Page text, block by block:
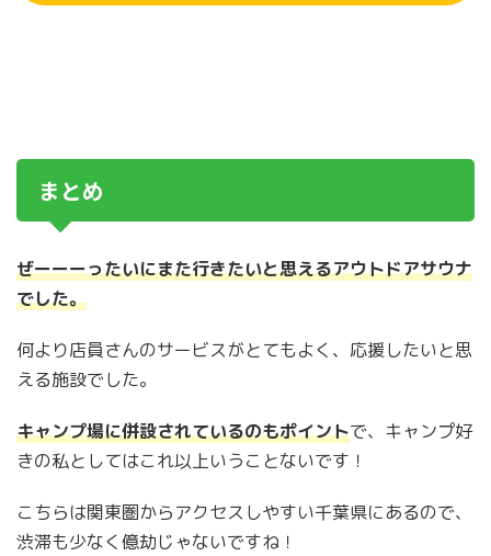
まとめ
ぜーーーったいにまた行きたいと思えるアウトドアサウナ
でした。
何より店員さんのサービスがとてもよく、応援したいと思
える施設でした。
キャンプ場に併設されているのもポイントで、キャンプ好
きの私としてはこれ以上いうことないです！
こちらは関東圏からアクセスしやすい千葉県にあるので、
渋滞も少なく億劫じゃないですね！